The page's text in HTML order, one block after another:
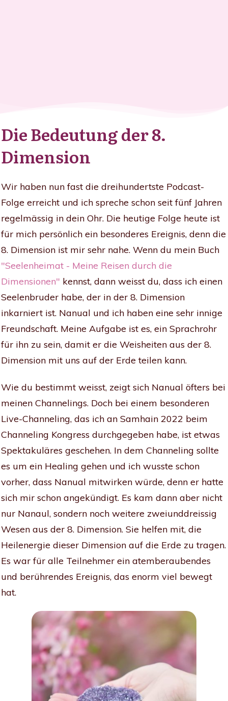
Die Bedeutung der 8.
Dimension
Wir haben nun fast die dreihundertste Podcast-
Folge erreicht und ich spreche schon seit fünf Jahren
regelmässig in dein Ohr. Die heutige Folge heute ist
für mich persönlich ein besonderes Ereignis, denn die
8. Dimension ist mir sehr nahe. Wenn du mein Buch
"Seelenheimat - Meine Reisen durch die
Dimensionen" kennst, dann weisst du, dass ich einen
Seelenbruder habe, der in der 8. Dimension
inkarniert ist. Nanual und ich haben eine sehr innige
Freundschaft. Meine Aufgabe ist es, ein Sprachrohr
für ihn zu sein, damit er die Weisheiten aus der 8.
Dimension mit uns auf der Erde teilen kann.
Wie du bestimmt weisst, zeigt sich Nanual öfters bei
meinen Channelings. Doch bei einem besonderen
Live-Channeling, das ich an Samhain 2022 beim
Channeling Kongress durchgegeben habe, ist etwas
Spektakuläres geschehen. In dem Channeling sollte
es um ein Healing gehen und ich wusste schon
vorher, dass Nanual mitwirken würde, denn er hatte
sich mir schon angekündigt. Es kam dann aber nicht
nur Nanaul, sondern noch weitere zweiunddreissig
Wesen aus der 8. Dimension. Sie helfen mit, die
Heilenergie dieser Dimension auf die Erde zu tragen.
Es war für alle Teilnehmer ein atemberaubendes
und berührendes Ereignis, das enorm viel bewegt
hat.